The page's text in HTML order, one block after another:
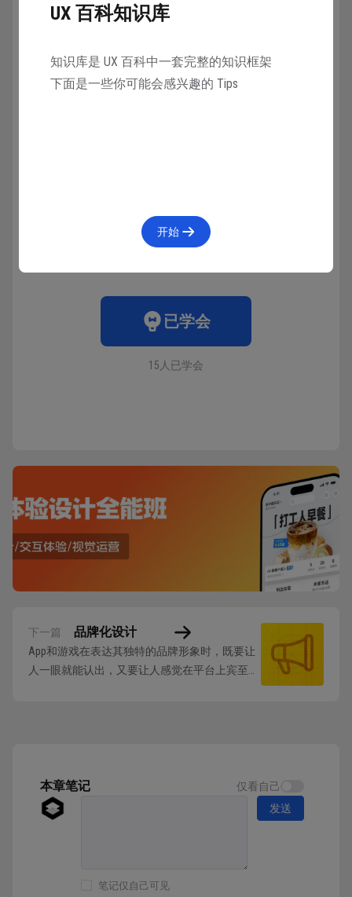
面（如弹出窗口或模态表单）位于前台时，背景色会自
动从基色变为提升色。在多任务环境中，系统还会使用
已学会
15人已学会
下一篇 品牌化设计
App和游戏在表达其独特的品牌形象时，既要让
人一眼就能认出，又要让人感觉在平台上宾至如
强调色...
本章笔记 仅看自己
笔记仅自己可见
发送
UX 百科知识库
知识库是 UX 百科中一套完整的知识框架
下面是一些你可能会感兴趣的 Tips
开始